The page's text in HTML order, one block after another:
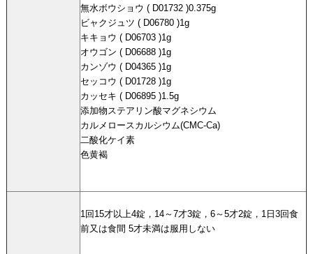
無水ボウショウ ( D01732 )0.375g
ビャクジュツ ( D06780 )1g
キキョウ ( D06703 )1g
オウゴン ( D06688 )1g
カンゾウ ( D04365 )1g
セッコウ ( D01728 )1g
カッセキ ( D06895 )1.5g
添加物ステアリン酸マグネシウム
カルメロースカルシウム(CMC-Ca)
二酸化ケイ素
色黄褐
1回15才以上4錠，14～7才3錠，6～5才2錠，1日3回食
前又は食間 5才未満は服用しない